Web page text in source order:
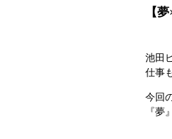
【
池田
仕事
今回
『夢